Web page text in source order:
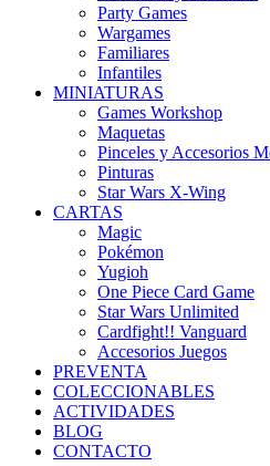
Party Games
Wargames
Familiares
Infantiles
MINIATURAS
Games Workshop
Maquetas
Pinceles y Accesorios
Pinturas
Star Wars X-Wing
CARTAS
Magic
Pokémon
Yugioh
One Piece Card Game
Star Wars Unlimited
Cardfight!! Vanguard
Accesorios Juegos
PREVENTA
COLECCIONABLES
ACTIVIDADES
BLOG
CONTACTO